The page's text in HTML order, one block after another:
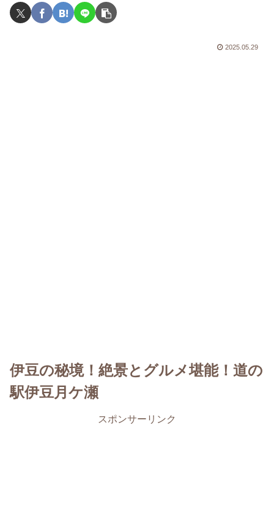
2025.05.29
伊豆の秘境！絶景とグルメ堪能！道の
駅伊豆月ケ瀬
スポンサーリンク